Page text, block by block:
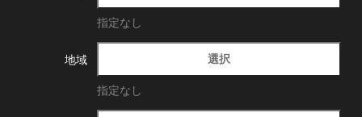
指定なし
地域 選択
指定なし